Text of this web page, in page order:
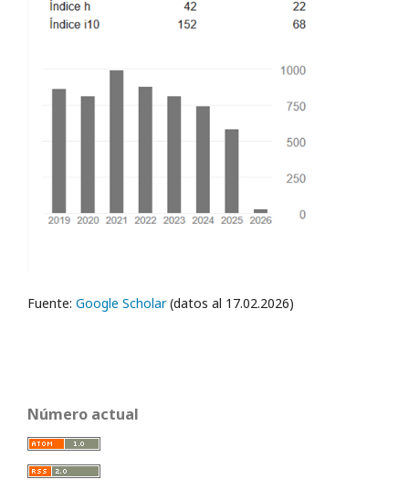
Fuente: Google Scholar(datos al 17.02.2026)
Número actual